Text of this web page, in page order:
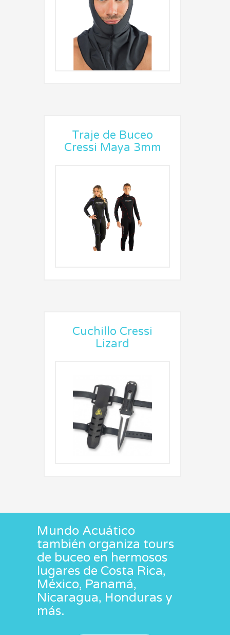
Traje de Buceo
Cressi Maya 3mm
Cuchillo Cressi
Lizard
Mundo Acuático
también organiza tours
de buceo en hermosos
lugares de Costa Rica,
México, Panamá,
Nicaragua, Honduras y
más.